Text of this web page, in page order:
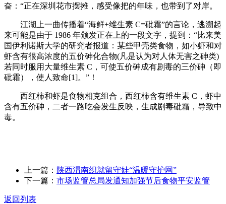
奋：“正在深圳花市摆摊，感受像把的年味，也带到了对岸。
江湖上一曲传播着“海鲜+维生素 C=砒霜”的言论，逃溯起
来可能是由于 1986 年颁发正在上的一段文字，提到：“比来美
国伊利诺斯大学的研究者报道：某些甲壳类食物，如小虾和对
虾含有很高浓度的五价砷化合物(凡是认为对人体无害之砷类)
若同时服用大量维生素 C，可使五价砷成有剧毒的三价砷（即
砒霜），使人致命[1]。”！
西红柿和虾是食物相克组合，西红柿含有维生素 C，虾中
含有五价砷，二者一路吃会发生反映，生成剧毒砒霜，导致中
毒。
上一篇： 陕西渭南织就留守娃“温暖守护网”
下一篇： 市场监管总局发通知加强节后食物平安监管
返回列表